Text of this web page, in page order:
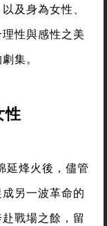
及身為女性、
性與感性之美
集。
性
延烽火後，儘管
另一波革命的
戰場之餘，留